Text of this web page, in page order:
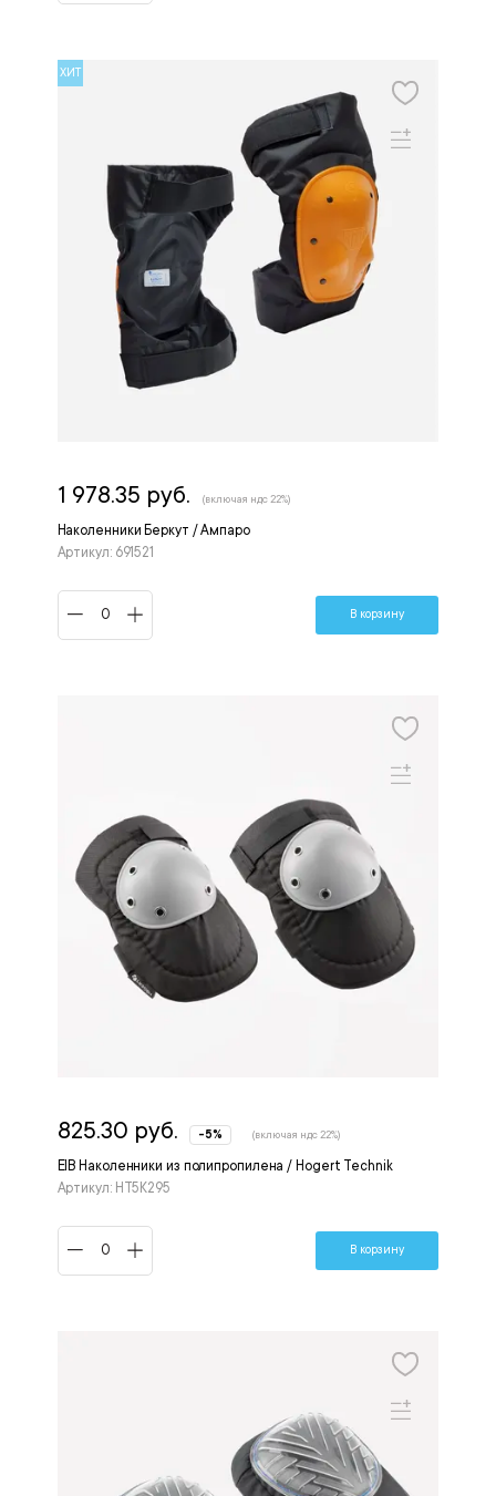
ХИТ
Наколенники Беркут / Ампаро
Артикул: 691521
1 978.35 руб. (включая ндс 22%)
В корзину
EIB Наколенники из полипропилена / Hogert Technik
Артикул: HT5K295
825.30 руб. -5% (включая ндс 22%)
В корзину